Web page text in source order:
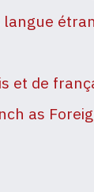
langue
et de
as